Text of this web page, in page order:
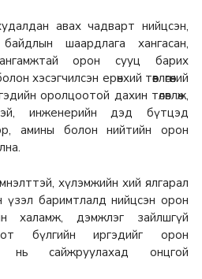
авах чадварт нийцсэн,
шаардлага хангасан,
орон сууц барих
хэсэгчилсэн ерөнхий төөвлөгөөний
оролцоотой дахин төлөвлөж,
инженерийн дэд бүтцэд
амины болон нийтийн орон
хүлэмжийн хий ялгарал
үзэл баримтлалд нийцсэн орон
халамж, дэмжлэг зайлшгүй
бүлгийн иргэдийг орон
нь сайжруулахад онцгой